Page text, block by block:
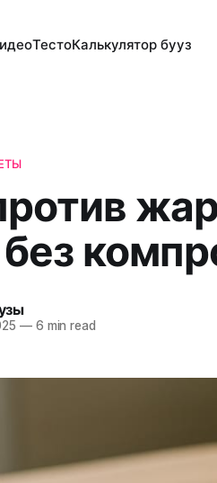
ТестоКалькулятор бууз
—6 min read